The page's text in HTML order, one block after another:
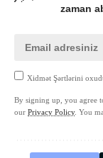
zaman
Xidmət Şərtlərini
By signing up, you agree
our Privacy Policy. You